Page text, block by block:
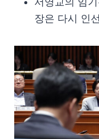
장은 다시 인